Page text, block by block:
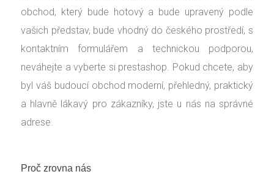
obchod, který bude hotový a bude upravený podle
vašich představ, bude vhodný do českého prostředí, s
kontaktním formulářem a technickou podporou,
neváhejte a vyberte si prestashop. Pokud chcete, aby
byl váš budoucí obchod moderní, přehledný, praktický
a hlavně lákavý pro zákazníky, jste u nás na správné
adrese.
Proč zrovna nás